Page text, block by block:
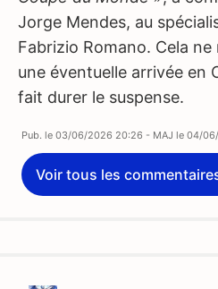
Jorge Mendes, au
Fabrizio Romano. Cela
une éventuelle arrivée en
fait durer le suspense.
Pub. le 03/06/2026 20:26 - MAJ le 04/
Voir tous les